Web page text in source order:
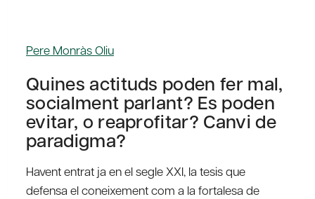
Pere Monràs Oliu
Quines actituds poden fer mal,
socialment parlant? Es poden
evitar, o reaprofitar? Canvi de
paradigma?
Havent entrat ja en el segle XXI, la tesis que
defensa el coneixement com a la fortalesa de